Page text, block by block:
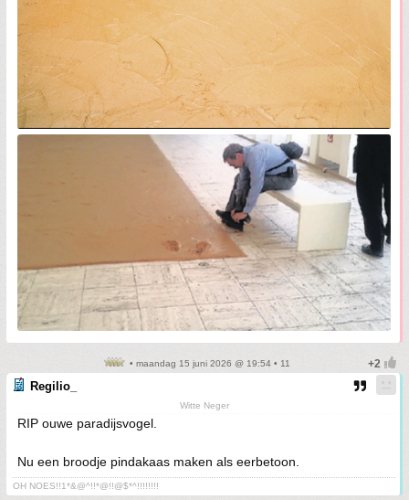
• maandag 15 juni 2026 @ 19:54 • 11
Regilio_
Witte Neger
RIP ouwe paradijsvogel.
Nu een broodje pindakaas maken als eerbetoon.
OH NOES!!1*&@^!!*@!!@$*^!!!!!!!!